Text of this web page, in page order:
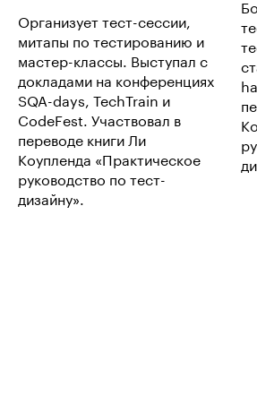
Организует тест-сессии,
митапы по тестированию и
мастер-классы. Выступал с
докладами на конференциях
SQA-days, TechTrain и
CodeFest. Участвовал в
переводе книги Ли
Коупленда «Практическое
руководство по тест-
дизайну».